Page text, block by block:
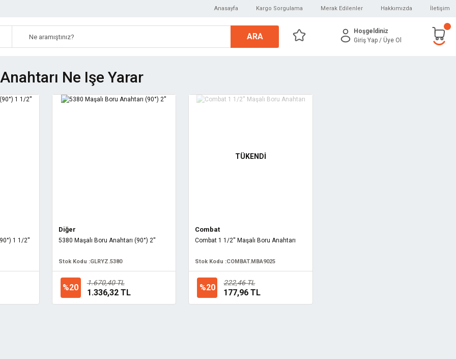
Anasayfa Kargo Sorgulama Merak Edilenler Hakkımızda İletişim
ARA
Hoşgeldiniz
Giriş Yap / Üye Ol
Ne Işe Yarar
1 1/2''
Diğer
5380 Maşalı Boru Anahtarı (90°) 2''
Stok Kodu :GLRYZ.5380
%20 1.670,40 TL
1.336,32 TL
TÜKENDİ
Combat
Combat 1 1/2'' Maşalı Boru Anahtarı
Stok Kodu :COMBAT.MBA9025
%20 222,46 TL
177,96 TL